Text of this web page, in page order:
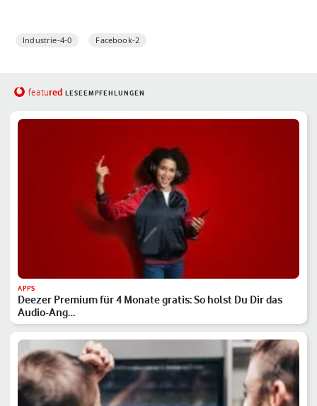
Industrie-4-0 Facebook-2
featured LESEEMPFEHLUNGEN
APPS
Deezer Premium für 4 Monate gratis: So holst Du Dir das
Audio-Ang…